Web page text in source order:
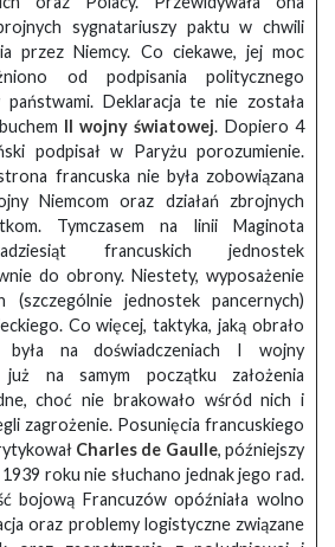
sygnatariuszy paktu w chwili
przez Niemcy. Co ciekawe, jej moc
od podpisania politycznego
państwami. Deklaracja te nie została
II wojny światowej. Dopiero 4
podpisał w Paryżu porozumienie.
francuska nie była zobowiązana
Niemcom oraz działań zbrojnych
Tymczasem na linii Maginota
francuskich jednostek
do obrony. Niestety, wyposażenie
(szczególnie jednostek pancernych)
Co więcej, taktyka, jaką obrało
na doświadczeniach I wojny
na samym początku założenia
choć nie brakowało wśród nich i
zagrożenie. Posunięcia francuskiego
Charles de Gaulle, późniejszy
roku nie słuchano jednak jego rad.
bojową Francuzów opóźniała wolno
oraz problemy logistyczne związane